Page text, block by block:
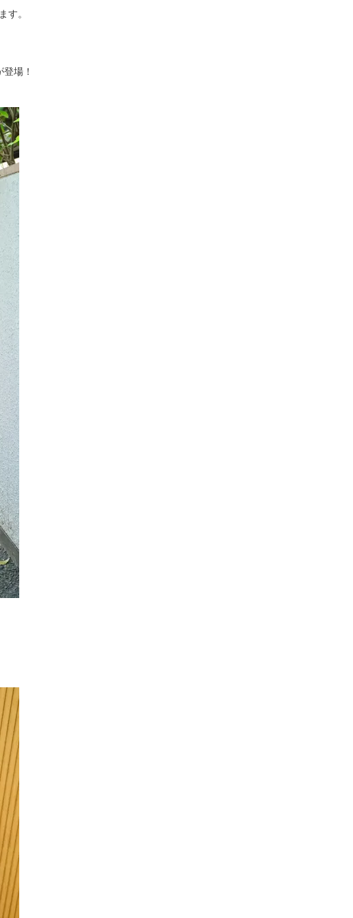
す。
場！